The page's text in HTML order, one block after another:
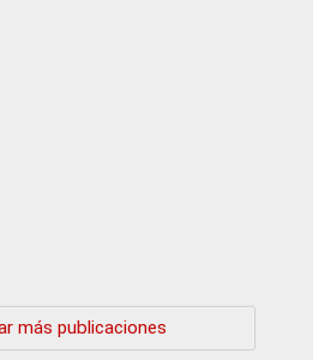
más publicaciones